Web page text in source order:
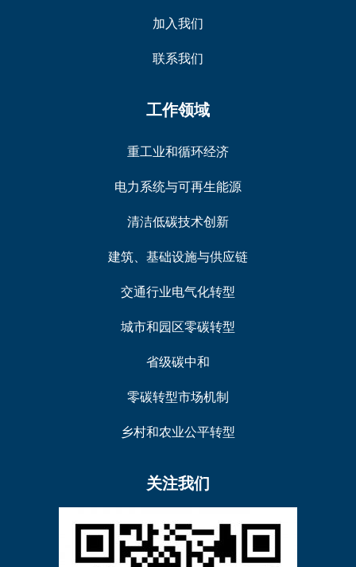
加入我们
联系我们
工作领域
重工业和循环经济
电力系统与可再生能源
清洁低碳技术创新
建筑、基础设施与供应链
交通行业电气化转型
城市和园区零碳转型
省级碳中和
零碳转型市场机制
乡村和农业公平转型
关注我们